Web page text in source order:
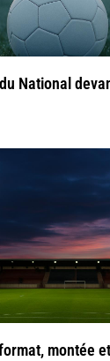
National
montée